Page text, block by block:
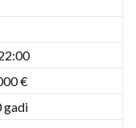
€
gadi